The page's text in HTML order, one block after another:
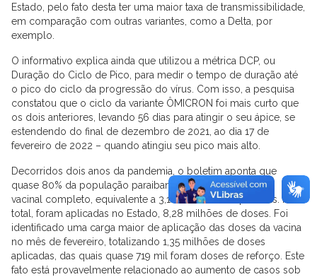
Estado, pelo fato desta ter uma maior taxa de transmissibilidade,
em comparação com outras variantes, como a Delta, por
exemplo.
O informativo explica ainda que utilizou a métrica DCP, ou
Duração do Ciclo de Pico, para medir o tempo de duração até
o pico do ciclo da progressão do vírus. Com isso, a pesquisa
constatou que o ciclo da variante ÔMICRON foi mais curto que
os dois anteriores, levando 56 dias para atingir o seu ápice, se
estendendo do final de dezembro de 2021, ao dia 17 de
fevereiro de 2022 – quando atingiu seu pico mais alto.
Decorridos dois anos da pandemia, o boletim aponta que
quase 80% da população paraibana alcançou o esquema
vacinal completo, equivalente a 3,18 milhões de aplicadas. No
total, foram aplicadas no Estado, 8,28 milhões de doses. Foi
identificado uma carga maior de aplicação das doses da vacina
no mês de fevereiro, totalizando 1,35 milhões de doses
aplicadas, das quais quase 719 mil foram doses de reforço. Este
fato está provavelmente relacionado ao aumento de casos sob